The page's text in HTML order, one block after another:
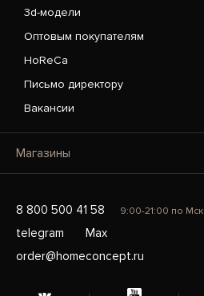
3d-модели
Оптовым покупателям
HoReCa
Письмо директору
Вакансии
Магазины
8 800 500 41 58 9:00-21:00 по Мск
telegram
Max
order@homeconcept.ru